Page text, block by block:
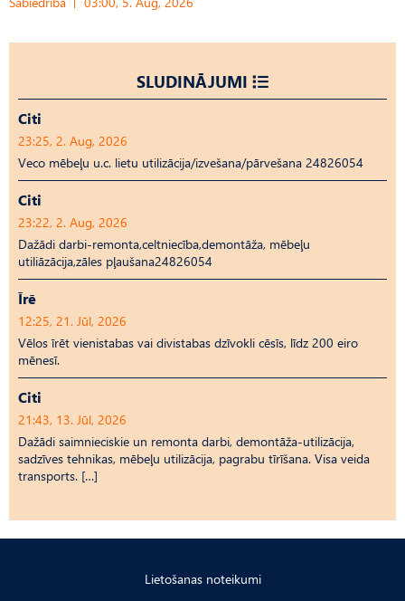
SLUDINĀJUMI
Citi
23:25, 2. Aug, 2026
Veco mēbeļu u.c. lietu utilizācija/izvešana/pārvešana 24826054
Citi
23:22, 2. Aug, 2026
Dažādi darbi-remonta,celtniecība,demontāža, mēbeļu
utiliāzācija,zāles pļaušana24826054
Īrē
12:25, 21. Jūl, 2026
Vēlos īrēt vienistabas vai divistabas dzīvokli cēsīs, līdz 200 eiro
mēnesī.
Citi
21:43, 13. Jūl, 2026
Dažādi saimnieciskie un remonta darbi, demontāža-utilizācija,
sadzīves tehnikas, mēbeļu utilizācija, pagrabu tīrīšana. Visa veida
transports. […]
Lietošanas noteikumi